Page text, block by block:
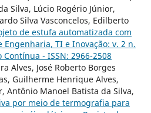
Silva, Lúcio Rogério Júnior,
Silva Vasconcelos, Edilberto
de estufa automatizada com
Engenharia, TI e Inovação: v. 2 n.
Contínua - ISSN: 2966-2508
Alves, José Roberto Borges
Guilherme Henrique Alves,
Antônio Manoel Batista da Silva,
por meio de termografia para